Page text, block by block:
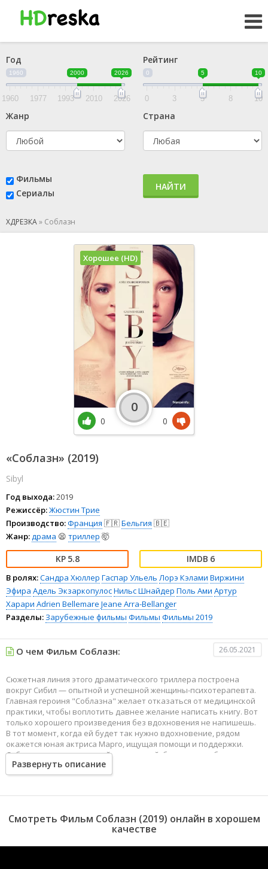
Год
1960 2000 2026
1960 1977 1993 2010 2026
Рейтинг
0 5 10
0 3 5 8 10
Жанр Страна
Фильмы
Сериалы
НАЙТИ
ХДРЕЗКА» Соблазн
«Соблазн» (2019)
Sibyl
Год выхода:2019
Режиссёр:Жюстин Трие
Производство:Франция 🇫🇷Бельгия 🇧🇪
Жанр:драма 😫 триллер 🤯
5.8 6
В ролях:Сандра Хюллер Гаспар Ульель Лорэ Кэлами Виржини
Эфира Адель ЭкзаркопулосНильс Шнайдер Поль Ами Артур
Харари Adrien Bellemare Jeane Arra-Bellanger
Разделы: Зарубежные фильмы Фильмы Фильмы 2019
Хорошее (HD)
0
0
0
О чем Фильм Соблазн: 26.05.2021
Сюжетная линия этого драматического триллера построена
вокруг Сибил — опытной и успешной женщины-психотерапевта.
Главная героиня "Соблазна" желает отказаться от медицинской
практики, чтобы воплотить давнее желание написать книгу. Вот
только хорошего произведения без вдохновения не напишешь.
В тот момент, когда ей будет так нужно вдохновение, рядом
окажется юная актриса Марго, ищущая помощи и поддержки.
Сибил, очарованная новой пациенткой, будет все глубже
погружаться в чужую историю, не замечая, как ее собственная
жизнь перевернется с ног на голову.
Развернуть описание
Смотреть Фильм Соблазн (2019) онлайн в хорошем
качестве